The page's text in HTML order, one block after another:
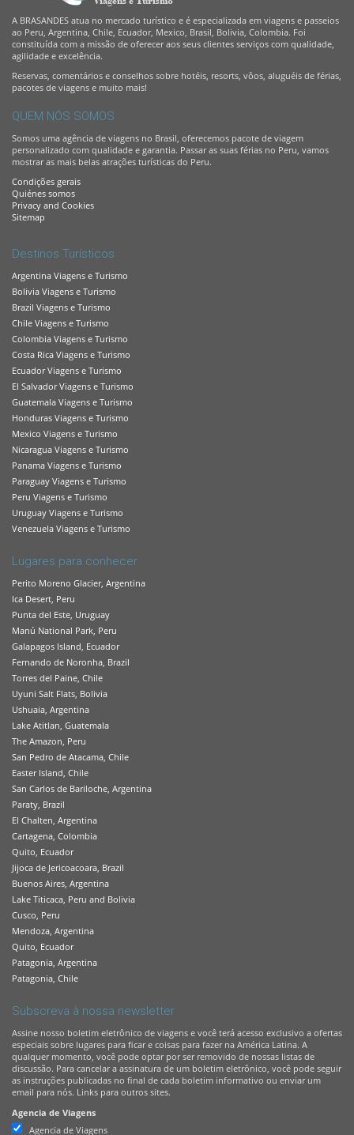
A BRASANDES atua no mercado turístico e é especializada em viagens e passeios
ao Peru, Argentina, Chile, Ecuador, Mexico, Brasil, Bolivia, Colombia. Foi
constituída com a missão de oferecer aos seus clientes serviços com qualidade,
agilidade e excelência.
Reservas, comentários e conselhos sobre hotéis, resorts, vôos, aluguéis de férias,
pacotes de viagens e muito mais!
QUEM NÓS SOMOS
Somos uma agência de viagens no Brasil, oferecemos pacote de viagem
personalizado com qualidade e garantia. Passar as suas férias no Peru, vamos
mostrar as mais belas atrações turísticas do Peru.
Condições gerais
Quiénes somos
Privacy and Cookies
Sitemap
Destinos Turísticos
Argentina Viagens e Turismo
Bolivia Viagens e Turismo
Brazil Viagens e Turismo
Chile Viagens e Turismo
Colombia Viagens e Turismo
Costa Rica Viagens e Turismo
Ecuador Viagens e Turismo
El Salvador Viagens e Turismo
Guatemala Viagens e Turismo
Honduras Viagens e Turismo
Mexico Viagens e Turismo
Nicaragua Viagens e Turismo
Panama Viagens e Turismo
Paraguay Viagens e Turismo
Peru Viagens e Turismo
Uruguay Viagens e Turismo
Venezuela Viagens e Turismo
Lugares para conhecer
Perito Moreno Glacier, Argentina
Ica Desert, Peru
Punta del Este, Uruguay
Manú National Park, Peru
Galapagos Island, Ecuador
Fernando de Noronha, Brazil
Torres del Paine, Chile
Uyuni Salt Flats, Bolivia
Ushuaia, Argentina
Lake Atitlan, Guatemala
The Amazon, Peru
San Pedro de Atacama, Chile
Easter Island, Chile
San Carlos de Bariloche, Argentina
Paraty, Brazil
El Chalten, Argentina
Cartagena, Colombia
Quito, Ecuador
Jijoca de Jericoacoara, Brazil
Buenos Aires, Argentina
Lake Titicaca, Peru and Bolivia
Cusco, Peru
Mendoza, Argentina
Quito, Ecuador
Patagonia, Argentina
Patagonia, Chile
Subscreva à nossa newsletter
Assine nosso boletim eletrônico de viagens e você terá acesso exclusivo a ofertas
especiais sobre lugares para ficar e coisas para fazer na América Latina. A
qualquer momento, você pode optar por ser removido de nossas listas de
discussão. Para cancelar a assinatura de um boletim eletrônico, você pode seguir
as instruções publicadas no final de cada boletim informativo ou enviar um
email para nós. Links para outros sites.
Agencia de Viagens
Agencia de Viagens